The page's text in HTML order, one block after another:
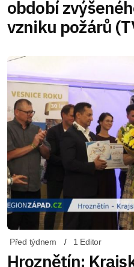
období
vzniku požárů
Před týdnem 1 Editor
Hroznětín: